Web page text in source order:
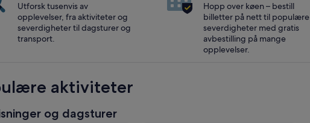
Utforsk tusenvis av
opplevelser, fra aktiviteter og
severdigheter til dagsturer og
transport.
Hopp over køen – bestill
billetter på nett til populære
severdigheter med gratis
avbestilling på mange
opplevelser.
aktiviteter
og dagsturer